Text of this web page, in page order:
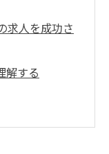
求人を成功さ
解する
明確にする